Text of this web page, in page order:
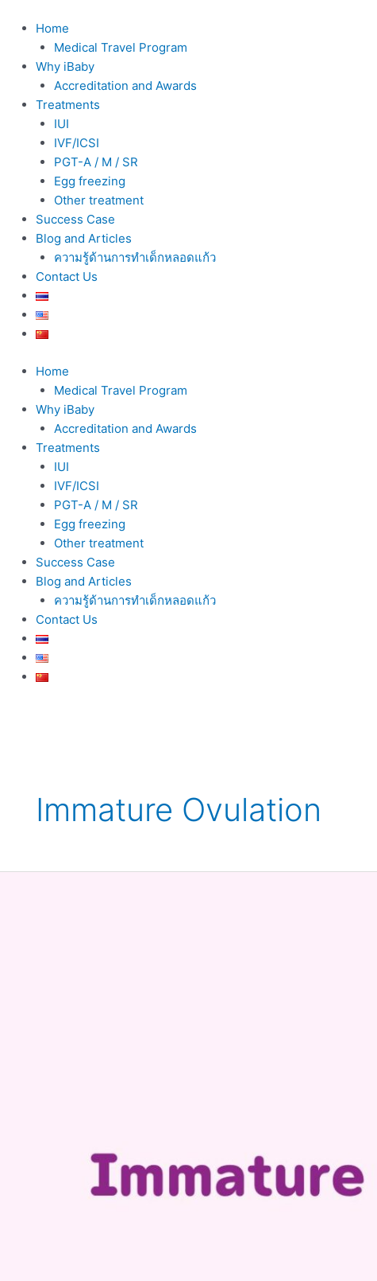
content
Home
Medical Travel Program
Why iBaby
Accreditation and Awards
Treatments
IUI
IVF/ICSI
PGT-A / M / SR
Egg freezing
Other treatment
Success Case
Blog and Articles
ความรู้ด้านการทำเด็กหลอดแก้ว
Contact Us
Home
Medical Travel Program
Why iBaby
Accreditation and Awards
Treatments
IUI
IVF/ICSI
PGT-A / M / SR
Egg freezing
Other treatment
Success Case
Blog and Articles
ความรู้ด้านการทำเด็กหลอดแก้ว
Contact Us
Immature Ovulation